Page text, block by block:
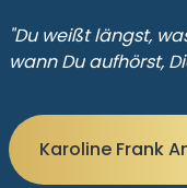
"Du weißt längst,
wann Du aufhörst,
Karoline Frank